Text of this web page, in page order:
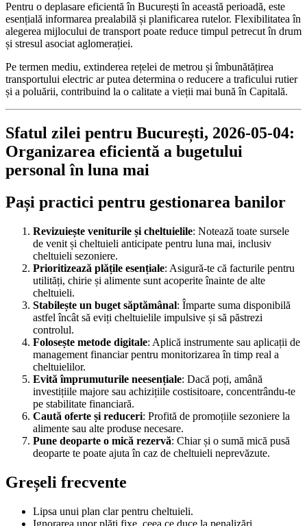
Pentru o deplasare eficientă în București în această perioadă, este
esențială informarea prealabilă și planificarea rutelor. Flexibilitatea în
alegerea mijlocului de transport poate reduce timpul petrecut în drum
și stresul asociat aglomerației.
Pe termen mediu, extinderea rețelei de metrou și îmbunătățirea
transportului electric ar putea determina o reducere a traficului rutier
și a poluării, contribuind la o calitate a vieții mai bună în Capitală.
Sfatul zilei pentru București, 2026-05-04:
Organizarea eficientă a bugetului
personal în luna mai
Pași practici pentru gestionarea banilor
Revizuiește veniturile și cheltuielile: Notează toate sursele
de venit și cheltuieli anticipate pentru luna mai, inclusiv
cheltuieli sezoniere.
Prioritizează plățile esențiale: Asigură-te că facturile pentru
utilități, chirie și alimente sunt acoperite înainte de alte
cheltuieli.
Stabilește un buget săptămânal: Împarte suma disponibilă
astfel încât să eviți cheltuielile impulsive și să păstrezi
controlul.
Folosește metode digitale: Aplică instrumente sau aplicații de
management financiar pentru monitorizarea în timp real a
cheltuielilor.
Evită împrumuturile neesențiale: Dacă poți, amână
investițiile majore sau achizițiile costisitoare, concentrându-te
pe stabilitate financiară.
Caută oferte și reduceri: Profită de promoțiile sezoniere la
alimente sau alte produse necesare.
Pune deoparte o mică rezervă: Chiar și o sumă mică pusă
deoparte te poate ajuta în caz de cheltuieli neprevăzute.
Greșeli frecvente
Lipsa unui plan clar pentru cheltuieli.
Ignorarea unor plăți fixe, ceea ce duce la penalizări.